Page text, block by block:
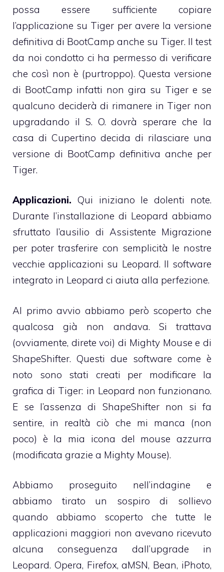
possa essere sufficiente copiare
l’applicazione su Tiger per avere la versione
definitiva di BootCamp anche su Tiger. Il test
da noi condotto ci ha permesso di verificare
che così non è (purtroppo). Questa versione
di BootCamp infatti non gira su Tiger e se
qualcuno deciderà di rimanere in Tiger non
upgradando il S. O. dovrà sperare che la
casa di Cupertino decida di rilasciare una
versione di BootCamp definitiva anche per
Tiger.
Applicazioni. Qui iniziano le dolenti note.
Durante l’installazione di Leopard abbiamo
sfruttato l’ausilio di Assistente Migrazione
per poter trasferire con semplicità le nostre
vecchie applicazioni su Leopard. Il software
integrato in Leopard ci aiuta alla perfezione.
Al primo avvio abbiamo però scoperto che
qualcosa già non andava. Si trattava
(ovviamente, direte voi) di Mighty Mouse e di
ShapeShifter. Questi due software come è
noto sono stati creati per modificare la
grafica di Tiger: in Leopard non funzionano.
E se l’assenza di ShapeShifter non si fa
sentire, in realtà ciò che mi manca (non
poco) è la mia icona del mouse azzurra
(modificata grazie a Mighty Mouse).
Abbiamo proseguito nell’indagine e
abbiamo tirato un sospiro di sollievo
quando abbiamo scoperto che tutte le
applicazioni maggiori non avevano ricevuto
alcuna conseguenza dall’upgrade in
Leopard. Opera, Firefox, aMSN, Bean, iPhoto,